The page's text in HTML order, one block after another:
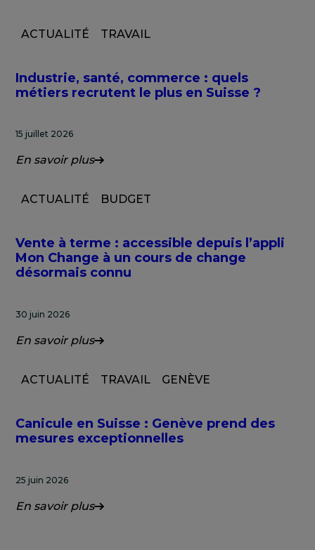
ACTUALITÉ TRAVAIL
Industrie, santé, commerce : quels
métiers recrutent le plus en Suisse ?
15 juillet 2026
En savoir plus
ACTUALITÉ BUDGET
Vente à terme : accessible depuis l’appli
Mon Change à un cours de change
désormais connu
30 juin 2026
En savoir plus
ACTUALITÉ TRAVAIL GENÈVE
Canicule en Suisse : Genève prend des
mesures exceptionnelles
25 juin 2026
En savoir plus